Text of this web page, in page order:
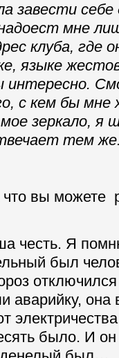
себе
мне
клуба, где
языке
интересно.
с кем бы мне
зеркало, я
тем
вы можете
честь. Я
был
отключился
аварийку, она
было. И